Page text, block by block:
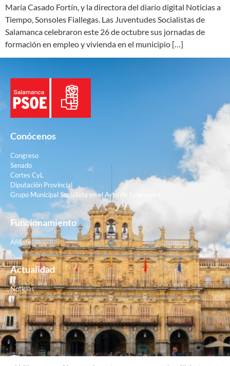
María Casado Fortín, y la directora del diario digital Noticias a
Tiempo, Sonsoles Fiallegas. Las Juventudes Socialistas de
Salamanca celebraron este 26 de octubre sus jornadas de
formación en empleo y vivienda en el municipio […]
Conócenos
Congreso
Senado
Cortes CyL
Diputación Provincial
Grupo Municipal Socialista en el Ayto de Salamanca
Funcionamiento
Afiliate
Actualidad
Noticias